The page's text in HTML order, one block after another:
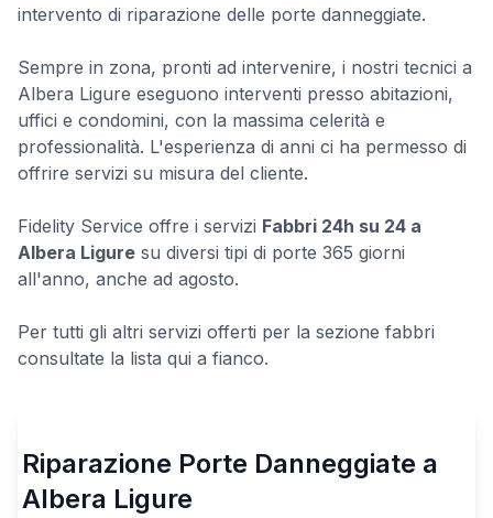
intervento di riparazione delle porte danneggiate.
Sempre in zona, pronti ad intervenire, i nostri tecnici a
Albera Ligure eseguono interventi presso abitazioni,
uffici e condomini, con la massima celerità e
professionalità. L'esperienza di anni ci ha permesso di
offrire servizi su misura del cliente.
Fidelity Service offre i servizi Fabbri 24h su 24 a
Albera Ligure su diversi tipi di porte 365 giorni
all'anno, anche ad agosto.
Per tutti gli altri servizi offerti per la sezione fabbri
consultate la lista qui a fianco.
Riparazione Porte Danneggiate a
Albera Ligure